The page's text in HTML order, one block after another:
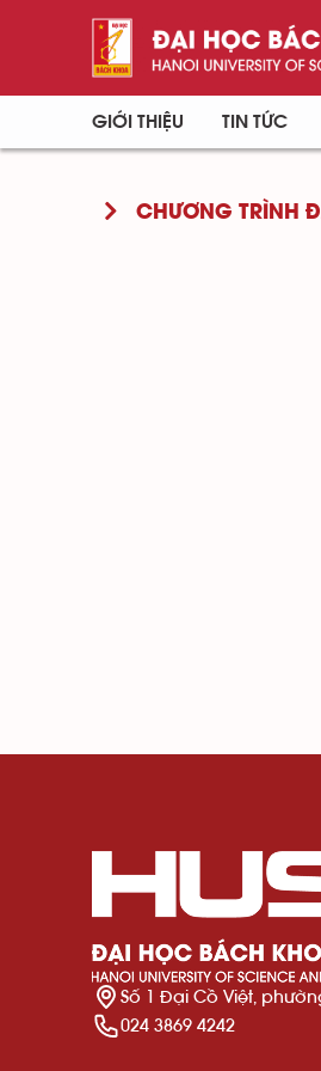
GIỚI THIỆU TIN TỨC
CHƯƠNG TRÌNH
Số 1 Đại Cồ Việt,
024 3869 4242